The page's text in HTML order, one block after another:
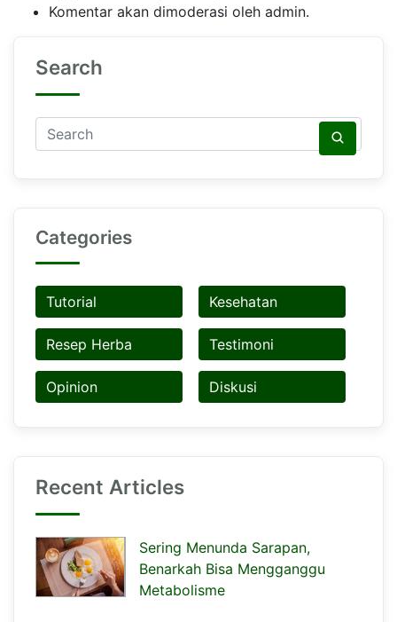
Komentar akan dimoderasi oleh admin.
Search
Categories
Tutorial Kesehatan
Resep Herba Testimoni
Opinion Diskusi
Recent Articles
Sering Menunda Sarapan,
Benarkah Bisa Mengganggu
Metabolisme